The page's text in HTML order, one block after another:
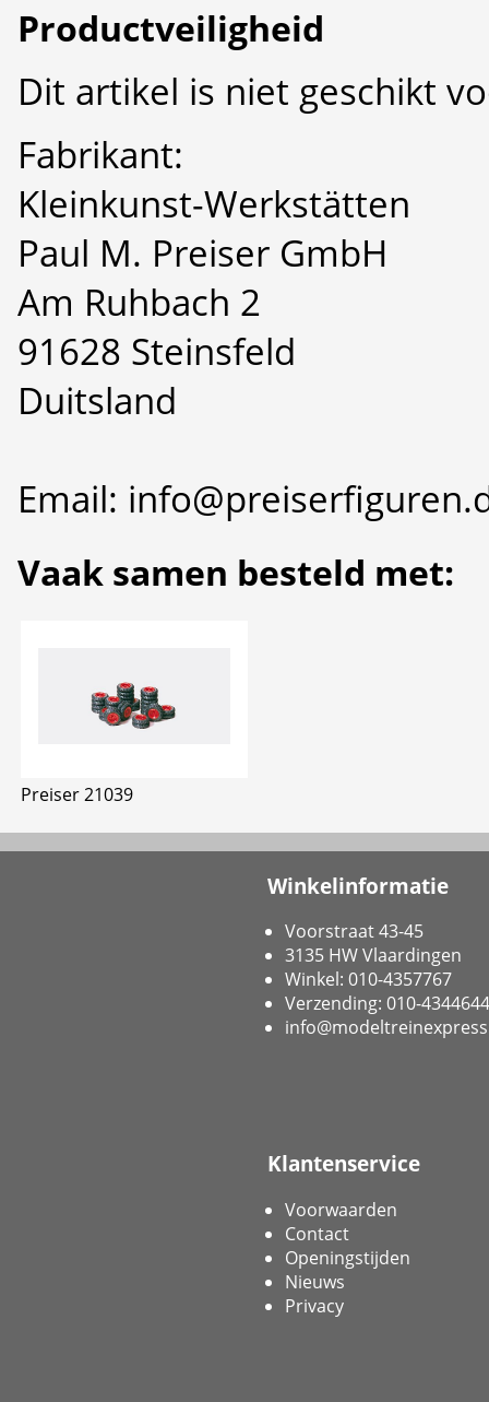
Productveiligheid
Dit artikel is niet geschikt
Fabrikant:
Kleinkunst-Werkstätten
Paul M. Preiser GmbH
Am Ruhbach 2
91628 Steinsfeld
Duitsland
Email:
Vaak samen besteld met:
Preiser 21039
Winkelinformatie
Voorstraat 43-45
3135 HW Vlaardingen
Winkel: 010-4357767
Verzending: 010-4344644
Klantenservice
Voorwaarden
Contact
Openingstijden
Nieuws
Privacy